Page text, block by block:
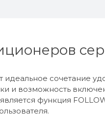
идеальное сочетание
и возможность
функция